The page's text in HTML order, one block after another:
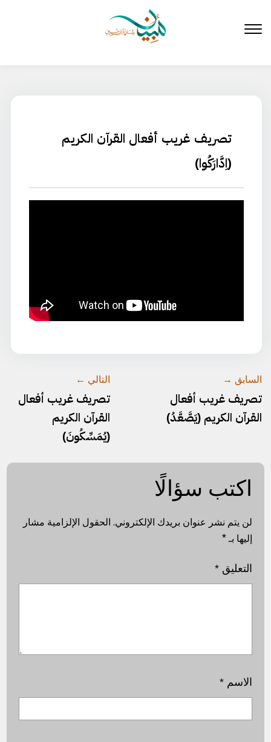
المحتوى
تصريف غريب أفعال القرآن الكريم
(اِدَّارَكُوا)
السابق →
تصريف غريب أفعال
القرآن الكريم (يَصَّعَّدُ)
التالي ←
تصريف غريب أفعال
القرآن الكريم
(يُمَسِّكُونَ)
اكتب سؤالًا
لن يتم نشر عنوان بريدك الإلكتروني. الحقول الإلزامية مشار
إليها بـ*
التعليق*
الاسم*